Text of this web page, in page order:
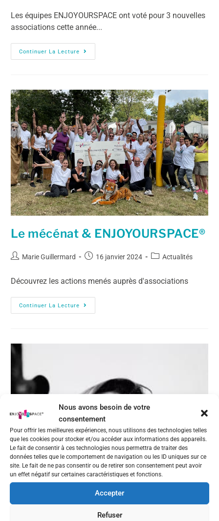
Nous avons besoin de votre
consentement
Pour offrir les meilleures expériences, nous utilisons des technologies telles
que les cookies pour stocker et/ou accéder aux informations des appareils.
Le fait de consentir à ces technologies nous permettra de traiter des
données telles que le comportement de navigation ou les ID uniques sur ce
site. Le fait de ne pas consentir ou de retirer son consentement peut avoir
un effet négatif sur certaines caractéristiques et fonctions.
Accepter
Refuser
Les équipes ENJOYOURSPACE ont voté pour 3 nouvelles
associations cette année...
Continuer La Lecture
Le mécénat & ENJOYOURSPACE®
Marie Guillermard 16 janvier 2024 Actualités
Découvrez les actions menés auprès d'associations
Continuer La Lecture